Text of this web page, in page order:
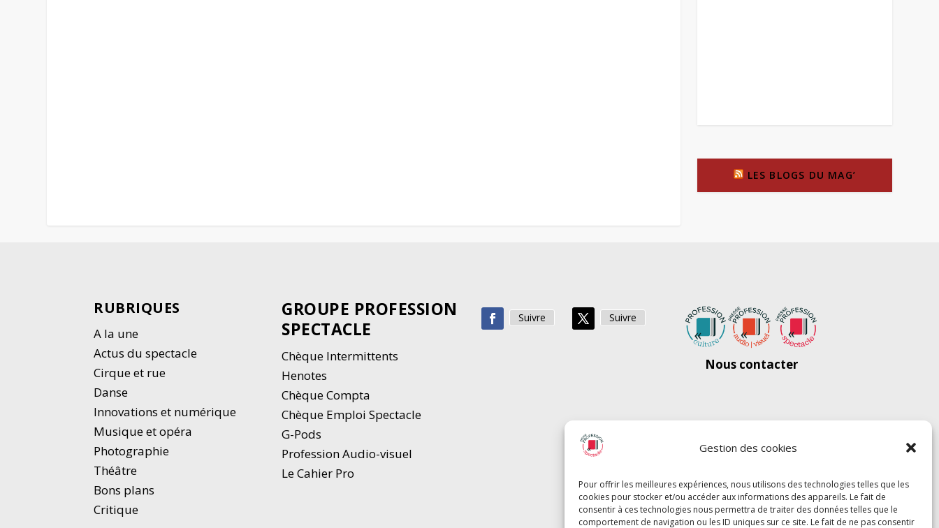
Gestion des cookies
Pour offrir les meilleures expériences, nous utilisons des technologies telles que les
cookies pour stocker et/ou accéder aux informations des appareils. Le fait de
consentir à ces technologies nous permettra de traiter des données telles que le
comportement de navigation ou les ID uniques sur ce site. Le fait de ne pas consentir
LES BLOGS DU MAG’
RUBRIQUES
A la une
Actus du spectacle
Cirque et rue
Danse
Innovations et numérique
Musique et opéra
Photographie
Théâtre
Bons plans
Critique
GROUPE PROFESSION
SPECTACLE
Chèque Intermittents
Henotes
Chèque Compta
Chèque Emploi Spectacle
G-Pods
Profession Audio-visuel
Le Cahier Pro
Suivre Suivre
Nous contacter